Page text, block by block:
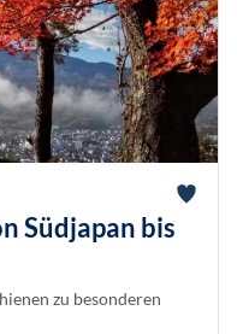
Südjapan bis
zu besonderen